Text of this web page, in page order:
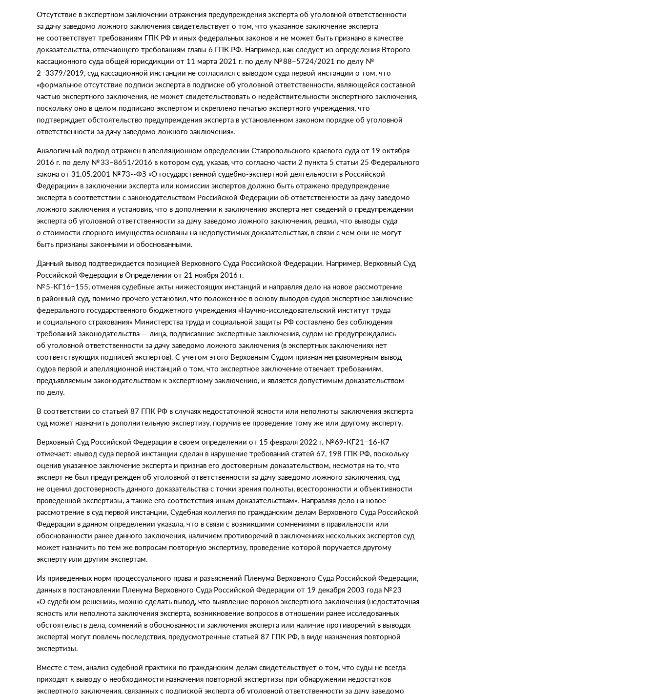
Отсутствие в экспертном заключении отражения предупреждения эксперта об уголовной ответственности
за дачу заведомо ложного заключения свидетельствует о том, что указанное заключение эксперта
не соответствует требованиям ГПК РФ и иных федеральных законов и не может быть признано в качестве
доказательства, отвечающего требованиям главы 6 ГПК РФ. Например, как следует из определения Второго
кассационного суда общей юрисдикции от 11 марта 2021 г. по делу № 88−5724/2021 по делу №
2−3379/2019, суд кассационной инстанции не согласился с выводом суда первой инстанции о том, что
«формальное отсутствие подписи эксперта в подписке об уголовной ответственности, являющейся составной
частью экспертного заключения, не может свидетельствовать о недействительности экспертного заключения,
поскольку оно в целом подписано экспертом и скреплено печатью экспертного учреждения, что
подтверждает обстоятельство предупреждения эксперта в установленном законом порядке об уголовной
ответственности за дачу заведомо ложного заключения».
Аналогичный подход отражен в апелляционном определении Ставропольского краевого суда от 19 октября
2016 г. по делу № 33−8651/2016 в котором суд, указав, что согласно части 2 пункта 5 статьи 25 Федерального
закона от 31.05.2001 № 73--ФЗ «О государственной судебно-экспертной деятельности в Российской
Федерации» в заключении эксперта или комиссии экспертов должно быть отражено предупреждение
эксперта в соответствии с законодательством Российской Федерации об ответственности за дачу заведомо
ложного заключения и установив, что в дополнении к заключению эксперта нет сведений о предупреждении
эксперта об уголовной ответственности за дачу заведомо ложного заключения, решил, что выводы суда
о стоимости спорного имущества основаны на недопустимых доказательствах, в связи с чем они не могут
быть признаны законными и обоснованными.
Данный вывод подтверждается позицией Верховного Суда Российской Федерации. Например, Верховный Суд
Российской Федерации в Определении от 21 ноября 2016 г.
№ 5-КГ16−155, отменяя судебные акты нижестоящих инстанций и направляя дело на новое рассмотрение
в районный суд, помимо прочего установил, что положенное в основу выводов судов экспертное заключение
федерального государственного бюджетного учреждения «Научно-исследовательский институт труда
и социального страхования» Министерства труда и социальной защиты РФ составлено без соблюдения
требований законодательства — лица, подписавшие экспертные заключения, судом не предупреждались
об уголовной ответственности за дачу заведомо ложного заключения (в экспертных заключениях нет
соответствующих подписей экспертов). С учетом этого Верховным Судом признан неправомерным вывод
судов первой и апелляционной инстанций о том, что экспертное заключение отвечает требованиям,
предъявляемым законодательством к экспертному заключению, и является допустимым доказательством
по делу.
В соответствии со статьей 87 ГПК РФ в случаях недостаточной ясности или неполноты заключения эксперта
суд может назначить дополнительную экспертизу, поручив ее проведение тому же или другому эксперту.
Верховный Суд Российской Федерации в своем определении от 15 февраля 2022 г. № 69-КГ21−16-К7
отмечает: «вывод суда первой инстанции сделан в нарушение требований статей 67, 198 ГПК РФ, поскольку
оценив указанное заключение эксперта и признав его достоверным доказательством, несмотря на то, что
эксперт не был предупрежден об уголовной ответственности за дачу заведомо ложного заключения, суд
не оценил достоверность данного доказательства с точки зрения полноты, всесторонности и объективности
проведенной экспертизы, а также его соответствия иным доказательствам». Направляя дело на новое
рассмотрение в суд первой инстанции, Судебная коллегия по гражданским делам Верховного Суда Российской
Федерации в данном определении указала, что в связи с возникшими сомнениями в правильности или
обоснованности ранее данного заключения, наличием противоречий в заключениях нескольких экспертов суд
может назначить по тем же вопросам повторную экспертизу, проведение которой поручается другому
эксперту или другим экспертам.
Из приведенных норм процессуального права и разъяснений Пленума Верховного Суда Российской Федерации,
данных в постановлении Пленума Верховного Суда Российской Федерации от 19 декабря 2003 года № 23
«О судебном решении», можно сделать вывод, что выявление пороков экспертного заключения (недостаточная
ясность или неполнота заключения эксперта, возникновение вопросов в отношении ранее исследованных
обстоятельств дела, сомнений в обоснованности заключения эксперта или наличие противоречий в выводах
эксперта) могут повлечь последствия, предусмотренные статьей 87 ГПК РФ, в виде назначения повторной
экспертизы.
Вместе с тем, анализ судебной практики по гражданским делам свидетельствует о том, что суды не всегда
приходят к выводу о необходимости назначения повторной экспертизы при обнаружении недостатков
экспертного заключения, связанных с подпиской эксперта об уголовной ответственности за дачу заведомо